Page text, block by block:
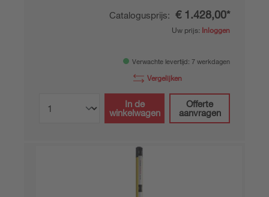
Catalogusprijs: € 1.428,00*
Uw prijs: Inloggen
Verwachte levertijd: 7 werkdagen
Vergelijken
In de
winkelwagen
Offerte
aanvragen